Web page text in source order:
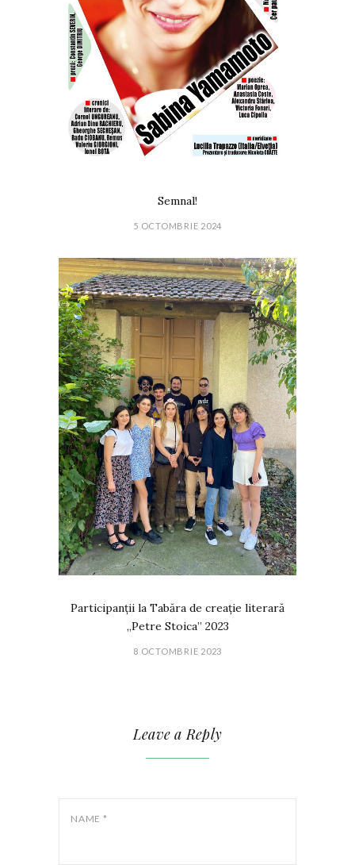
Semnal!
5 OCTOMBRIE 2024
Participanții la Tabăra de creație literară
„Petre Stoica” 2023
8 OCTOMBRIE 2023
Leave a Reply
NAME *